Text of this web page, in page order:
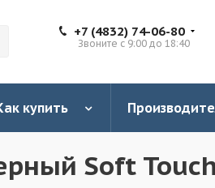
+7 (4832) 74-06-80
Звоните с 9:00 до 18:40
купить
Soft Touch